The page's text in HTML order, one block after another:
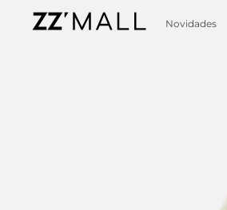
Novidades